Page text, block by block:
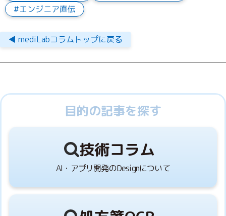
エンジニア直伝
◀︎ mediLabコラムトップに戻る
目的の記事を探す
技術コラム
AI・アプリ開発のDesignについて